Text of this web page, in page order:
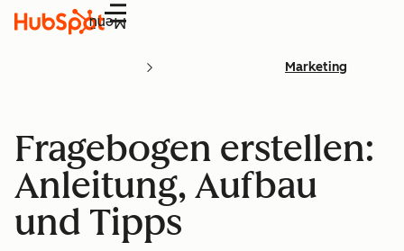
Menü
Marketing
Fragebogen erstellen:
Anleitung, Aufbau
und Tipps